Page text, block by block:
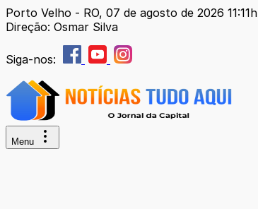
Porto Velho - RO, 07 de agosto de 2026 11:11h
Direção: Osmar Silva
Siga-nos:
Menu